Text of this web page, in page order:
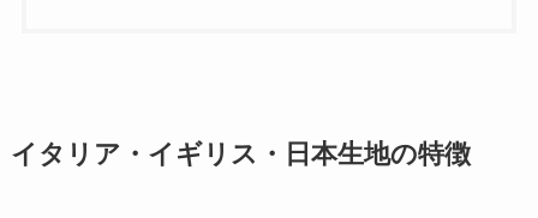
イタリア・イギリス・日本生地の特徴